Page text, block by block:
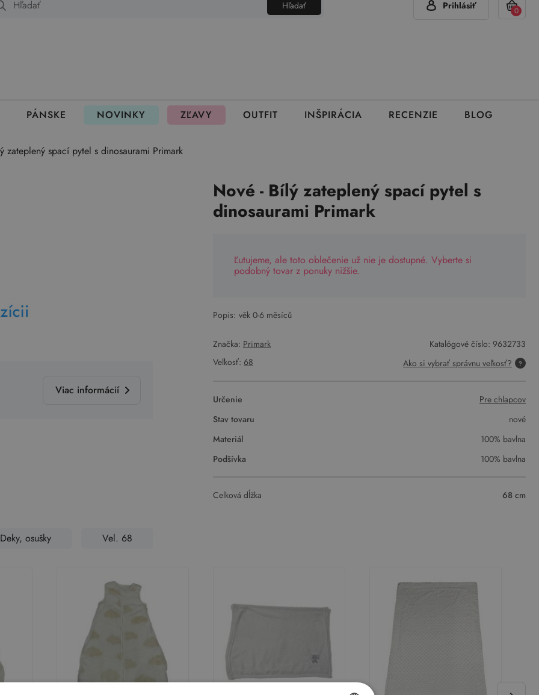
fungujú rezervácie +420 777 319 477 (Pon - Pia 7:00 - 15:00) info@brumla.sk
Hľadať Prihlásiť 0
PÁNSKE NOVINKY ZĽAVY OUTFIT INŠPIRÁCIA RECENZIE BLOG
zateplený spací pytel s dinosaurami Primark
Viac informácií
Nové - Bílý zateplený spací pytel s
dinosaurami Primark
Ľutujeme, ale toto oblečenie už nie je dostupné. Vyberte si
podobný tovar z ponuky nižšie.
Popis: věk 0-6 měsíců
Značka: Primark Katalógové číslo: 9632733
Veľkosť: 68 Ako si vybrať správnu veľkosť?
Určenie
Pre chlapcov
Stav tovaru
nové
Materiál
100% bavlna
Podšívka
100% bavlna
Celková dĺžka 68 cm
Deky, osušky Vel. 68